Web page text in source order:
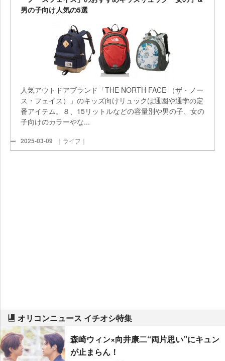
男の子向け人気の5選
人気アウトドアブランド「THE NORTH FACE （ザ・ノー
ス・フェイス）」のキッズ向けリュックは通園や通学の定
番アイテム。８、15リットルなどの容量別や男の子、女の
子向けのカラーやな...
2025-03-09 ｜ライフ｜
オリコンニュース イチオシ特集
森崎ウィン×向井康二“両片思い”にキュン
が止まらん！